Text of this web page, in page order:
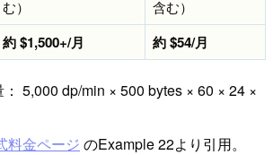
む） 含む）
約 $1,500+/月 約 $54/月
5,000 dp/min × 500 bytes × 60 × 24 ×
料金ページ のExample 22より引用。